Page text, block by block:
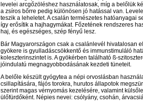
levelei arcgőzöléshez használatosak, míg a belőlük
a zsíros bőrre pedig különösen jó hatással van.
teszik a leheletet. A csalán természetes hatóanyagai
így erősítik a hajhagymákat. Főzetének rendszeres
haj, és egészséges, szép fényű lesz.
Bár Magyarországon csak a csalánlevél hivatalosan
gyökere is gyulladáscsökkentő és immunstimuláló
koleszterinszintet is. A gyökérben található ß-
jóindulatú megnagyobbodásának kezdeti tüneteit.
A belőle készült gyógytea a népi orvoslásban
csillapítására, fájós torokra, hurutos állapotok
szerint magas vérnyomás kezelésére, valamint
ülőfürdőként. Népies nevei: csólyány, csohán,